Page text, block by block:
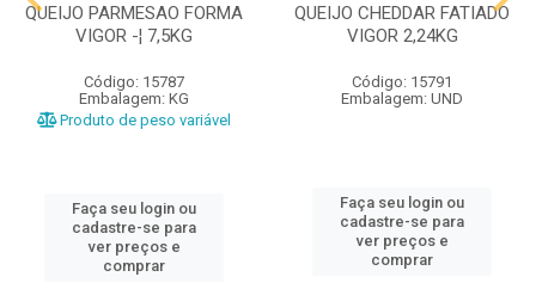
QUEIJO PARMESAO FORMA
VIGOR -¦ 7,5KG
Código: 15787
Embalagem: KG
Produto de peso variável
Faça seu login ou
cadastre-se para
ver preços e
comprar
QUEIJO CHEDDAR FATIADO
VIGOR 2,24KG
Código: 15791
Embalagem: UND
Faça seu login ou
cadastre-se para
ver preços e
comprar